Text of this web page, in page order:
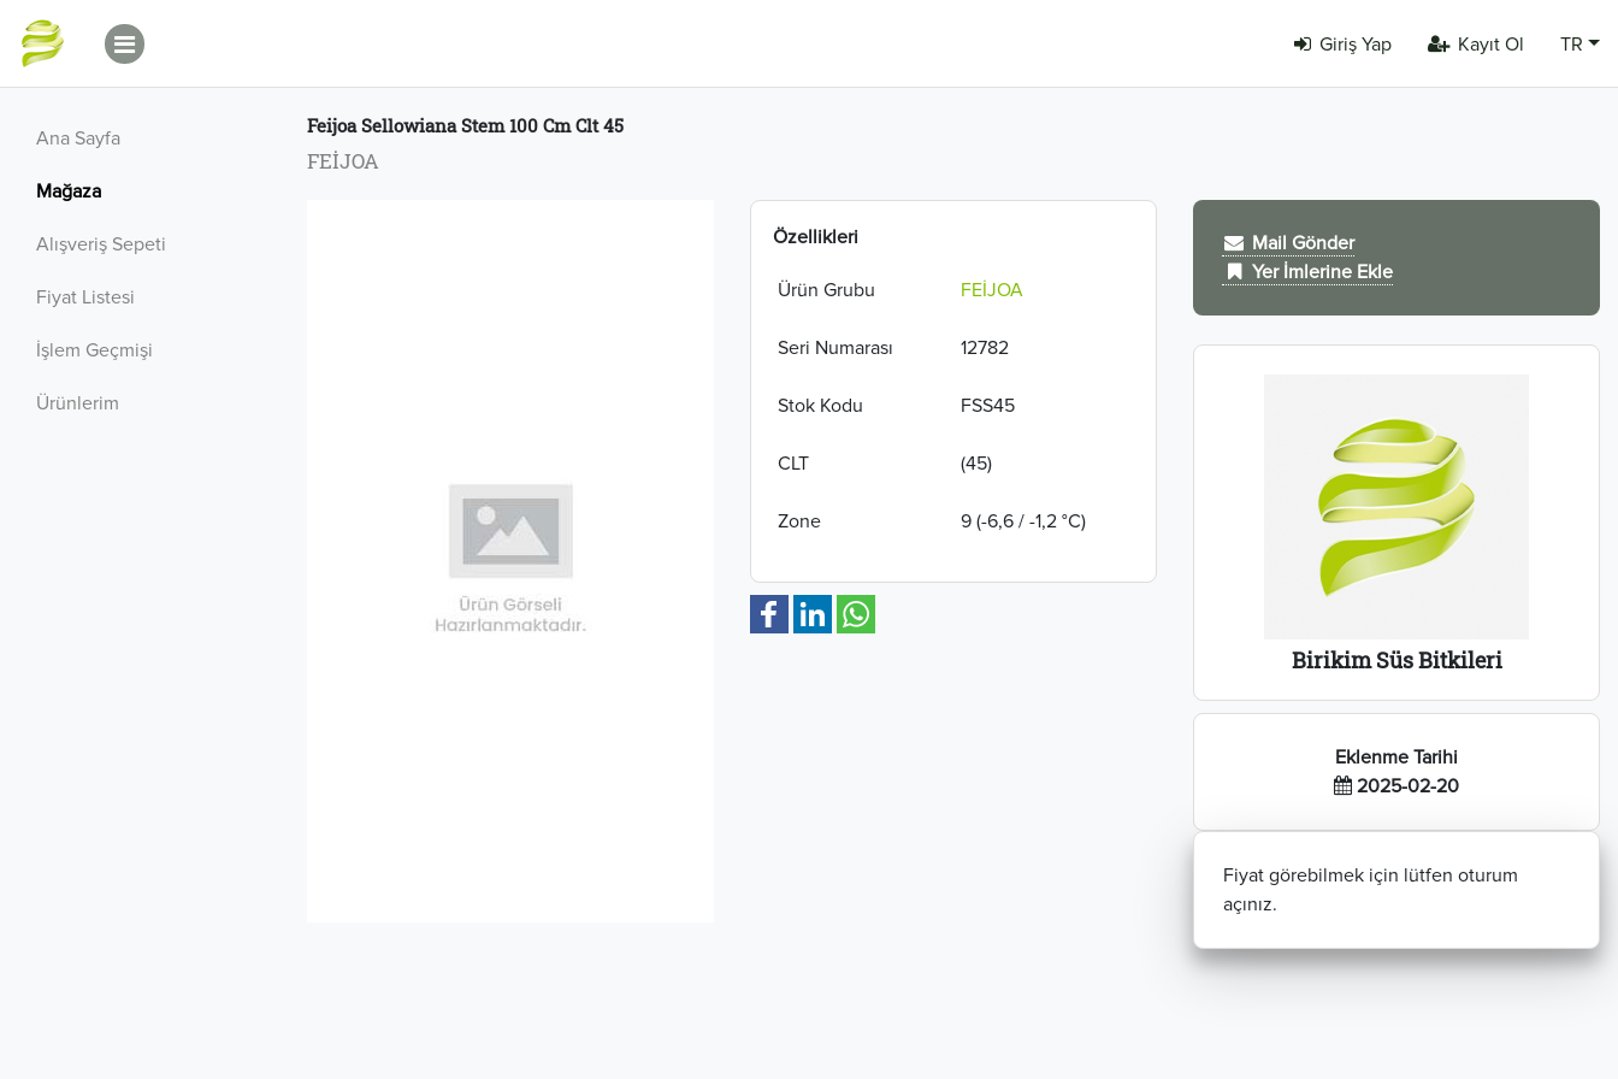
Ana Sayfa
Mağaza
Alışveriş Sepeti
Fiyat Listesi
İşlem Geçmişi
Ürünlerim
Giriş Yap Kayıt Ol TR
Feijoa Sellowiana Stem 100 Cm Clt 45
FEİJOA
Özellikleri
Ürün Grubu FEİJOA
Seri Numarası 12782
Stok Kodu FSS45
CLT (45)
Zone 9 (-6,6 / -1,2 °C)
Mail Gönder
Yer İmlerine Ekle
Birikim Süs Bitkileri
Eklenme Tarihi
2025-02-20
Fiyat görebilmek için lütfen oturum
açınız.